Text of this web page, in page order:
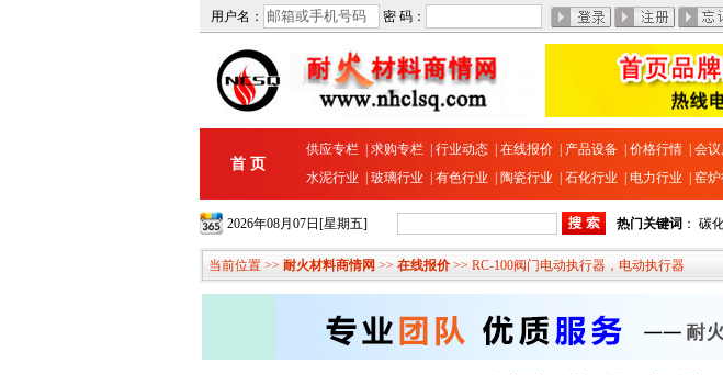
用户名： 密 码：
首 页
供应专栏 求购专栏 行业动态 在线报价 产品设备 价格行情 会
水泥行业
玻璃行业 有色行业 陶瓷行业 石化行业 电力行业 窑炉
2026年08月07日[星期五] 热门关键词 ： 碳
当前位置 >> 耐火材料商情网 >> 在线报价>> RC-100阀门电动执行器，电动执行器